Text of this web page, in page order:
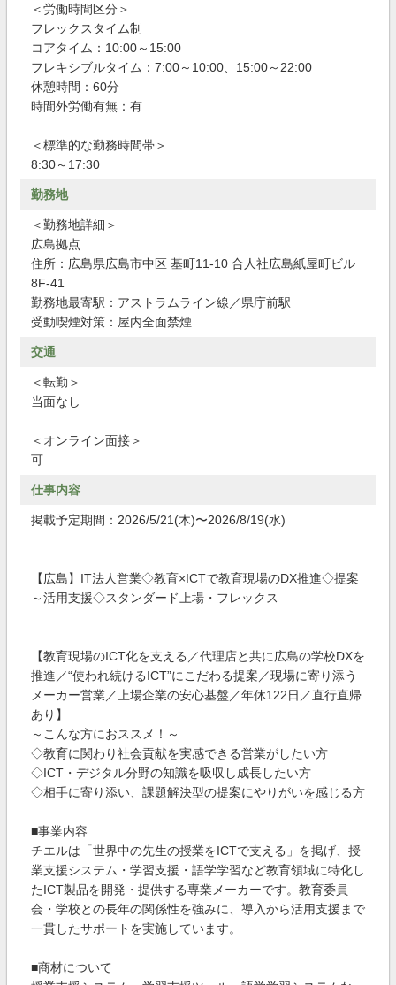
＜労働時間区分＞
フレックスタイム制
コアタイム：10:00～15:00
フレキシブルタイム：7:00～10:00、15:00～22:00
休憩時間：60分
時間外労働有無：有
＜標準的な勤務時間帯＞
8:30～17:30
勤務地
＜勤務地詳細＞
広島拠点
住所：広島県広島市中区 基町11-10 合人社広島紙屋町ビル
8F-41
勤務地最寄駅：アストラムライン線／県庁前駅
受動喫煙対策：屋内全面禁煙
交通
＜転勤＞
当面なし
＜オンライン面接＞
可
仕事内容
掲載予定期間：2026/5/21(木)〜2026/8/19(水)
【広島】IT法人営業◇教育×ICTで教育現場のDX推進◇提案
～活用支援◇スタンダード上場・フレックス
【教育現場のICT化を支える／代理店と共に広島の学校DXを
推進／“使われ続けるICT”にこだわる提案／現場に寄り添う
メーカー営業／上場企業の安心基盤／年休122日／直行直帰
あり】
～こんな方におススメ！～
◇教育に関わり社会貢献を実感できる営業がしたい方
◇ICT・デジタル分野の知識を吸収し成長したい方
◇相手に寄り添い、課題解決型の提案にやりがいを感じる方
■事業内容
チエルは「世界中の先生の授業をICTで支える」を掲げ、授
業支援システム・学習支援・語学学習など教育領域に特化し
たICT製品を開発・提供する専業メーカーです。教育委員
会・学校との長年の関係性を強みに、導入から活用支援まで
一貫したサポートを実施しています。
■商材について